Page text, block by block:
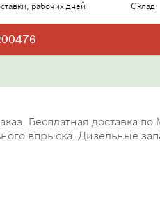
рабочих дней Склад
Бесплатная доставка
впрыска, Дизельные